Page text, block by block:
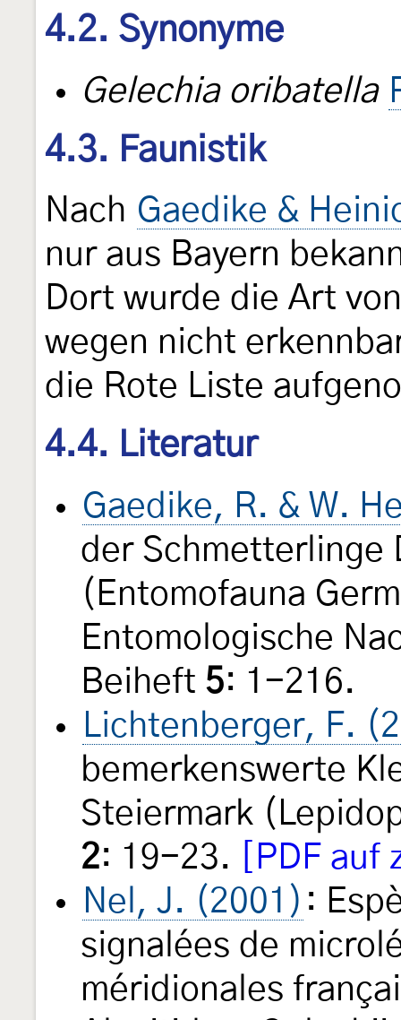
4.2. Synonyme
Gelechia oribatella
4.3. Faunistik
Nach Gaedike &
nur aus Bayern
Dort wurde die Art
wegen nicht
die Rote Liste
4.4. Literatur
Gaedike, R. & W.
der Schmetterlinge
(Entomofauna
Entomologische
Beiheft 5: 1-216.
Lichtenberger, F.
bemerkenswerte
Steiermark
2: 19-23.
[PDF
Nel, J. (2001) :
signalées de
méridionales